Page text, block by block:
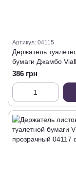
Артикул: 04115
Держатель
бумаги Джамбо
386 грн